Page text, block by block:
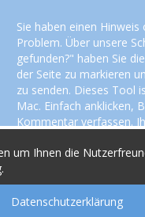
Sie haben einen
Problem. Über unsere
gefunden?" haben Sie
der Seite zu markieren
zu senden. Dieses Tool
Mac. Einfach anklicken,
Kommentar verfassen.
um Ihnen die
Datenschutzerklärung